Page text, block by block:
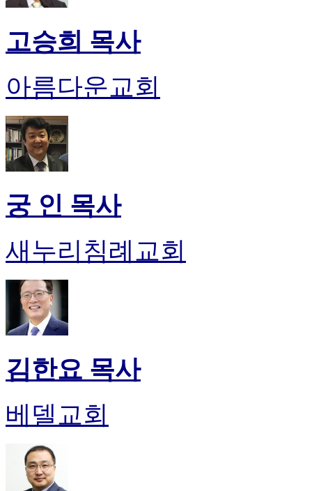
고승희 목사
아름다운교회
궁 인 목사
새누리침례교회
김한요 목사
베델교회